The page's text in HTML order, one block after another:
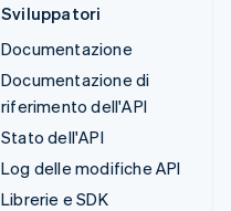
Sviluppatori
Documentazione
Documentazione di
riferimento dell'API
Stato dell'API
Log delle modifiche API
Librerie e SDK